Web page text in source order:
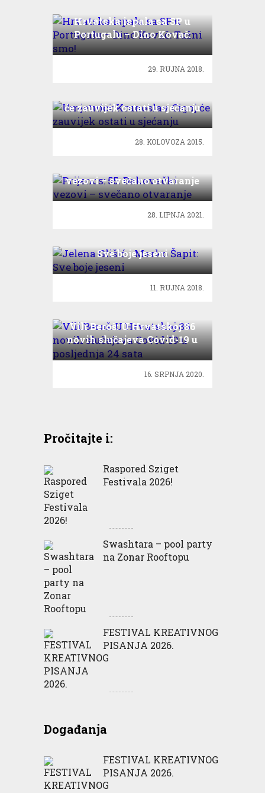
Hrvatska ispala sa SP u
Portugalu – Dino Kovač:
Tužni smo!
29. RUJNA 2018.
će zauvijek ostati u sjećanju
28. KOLOVOZA 2015.
vezovi – svečano otvaranje
28. LIPNJA 2021.
Sve boje jeseni
11. RUJNA 2018.
Vili Beroš: U Hrvatskoj 86
novih slučajeva Covid-19 u
posljednja 24 sata
16. SRPNJA 2020.
Pročitajte i:
Raspored Sziget
Festivala 2026!
Swashtara – pool party
na Zonar Rooftopu
FESTIVAL KREATIVNOG
PISANJA 2026.
Događanja
FESTIVAL KREATIVNOG
PISANJA 2026.